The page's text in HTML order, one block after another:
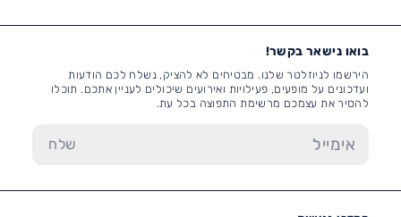
בואו נישאר בקשר!
הירשמו לניוזלטר שלנו. מבטיחים לא להציק, נשלח לכם הודעות
ועדכונים על מופעים, פעילויות ואירועים שיכולים לעניין אתכם. תוכלו
להסיר את עצמכם מרשימת התפוצה בכל עת.